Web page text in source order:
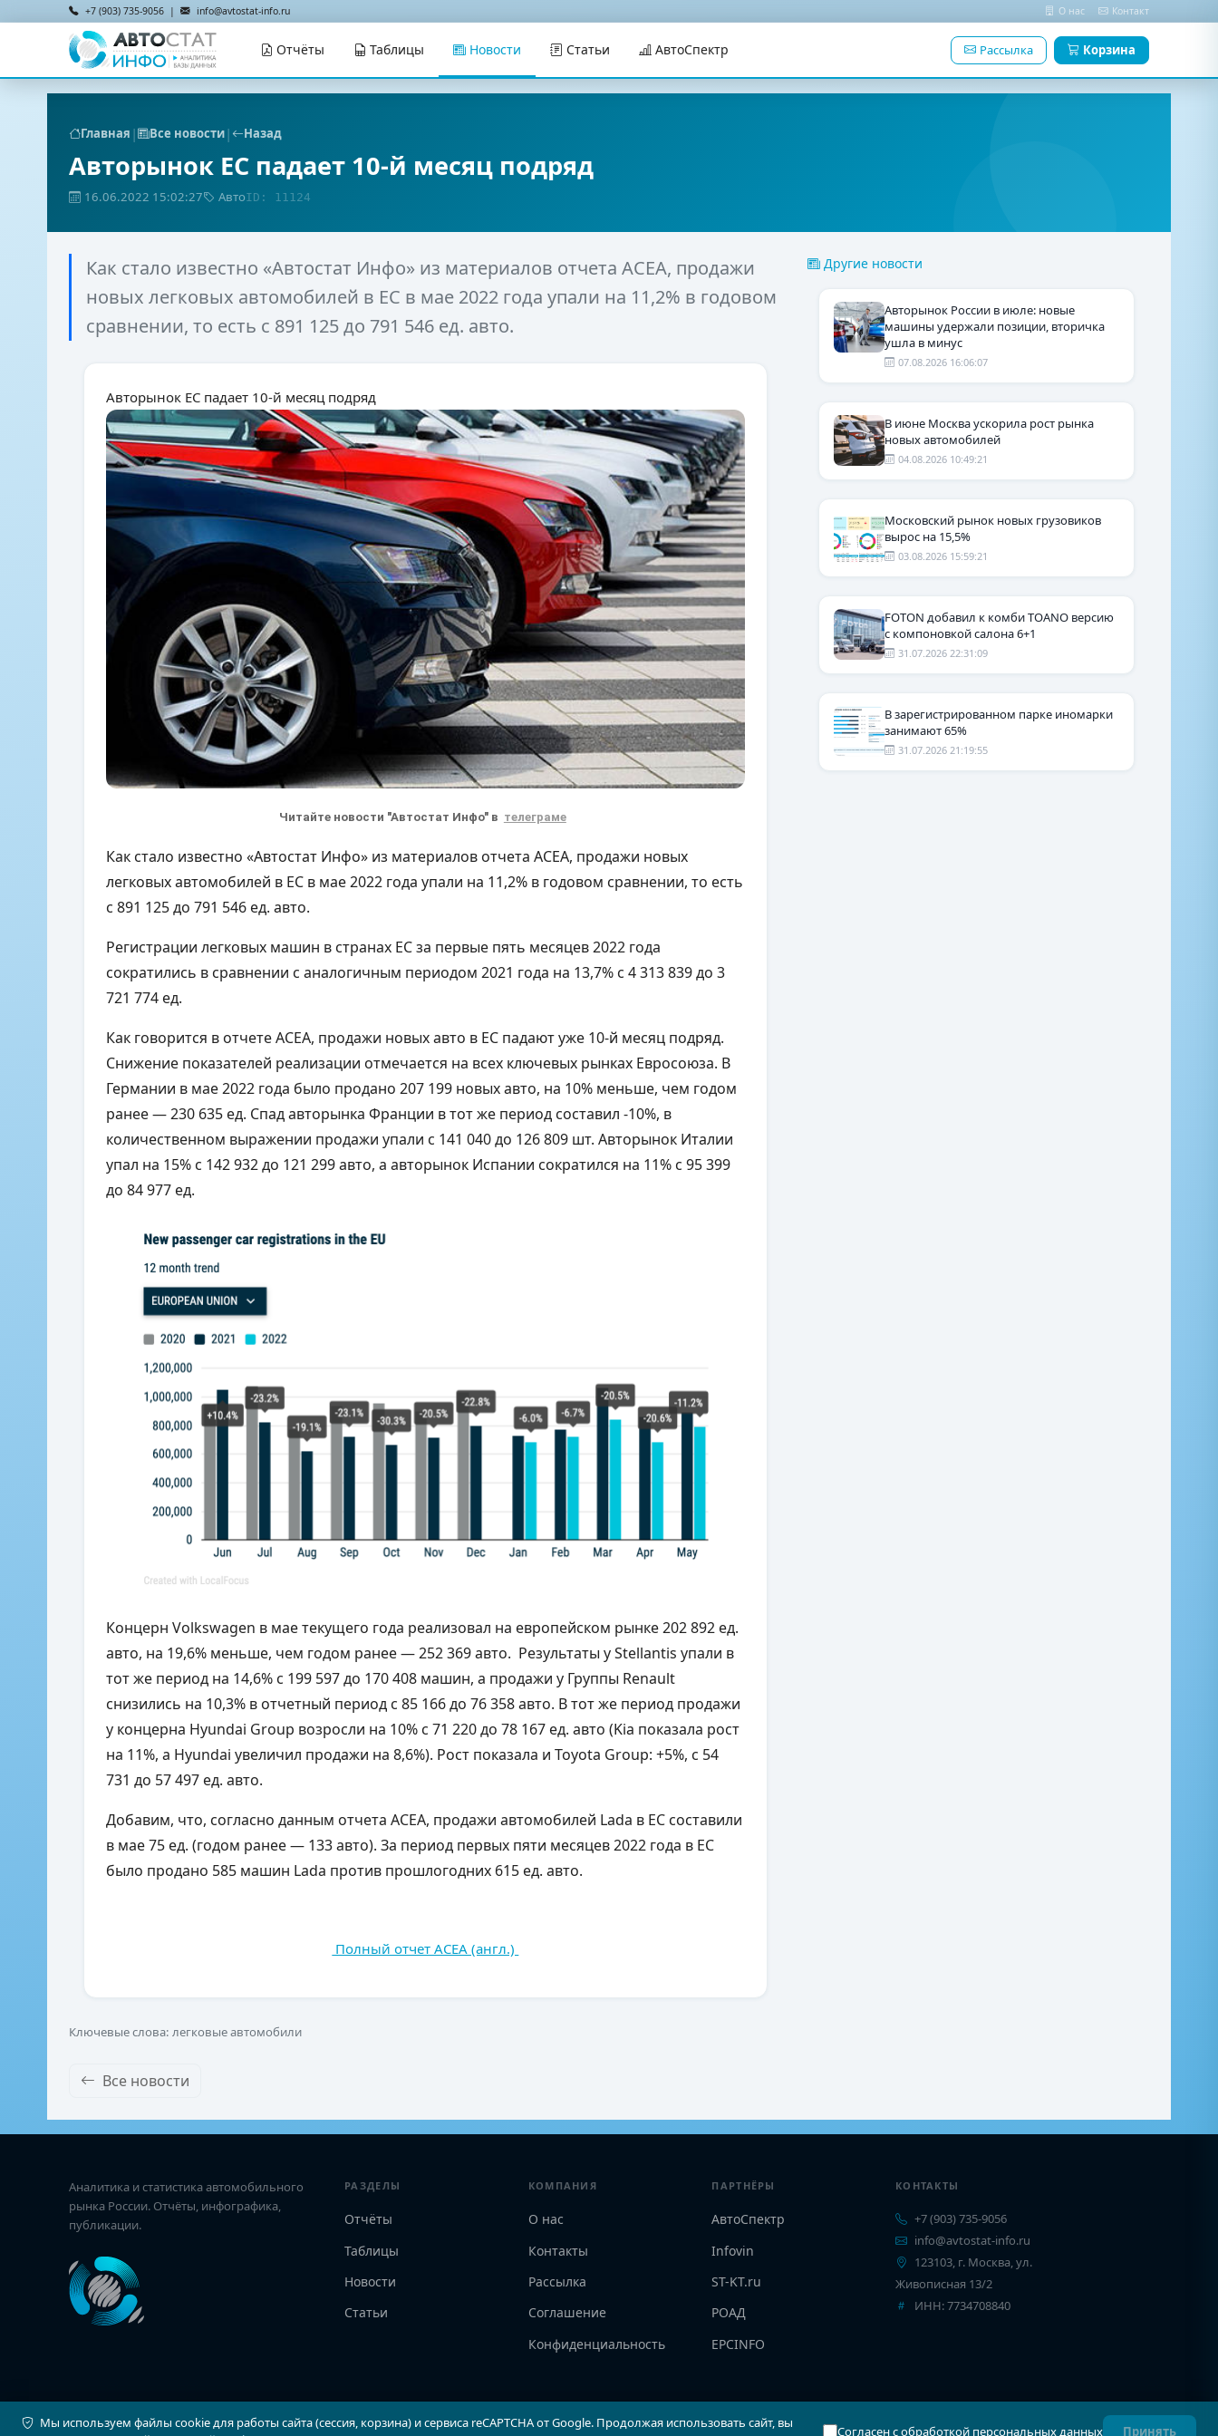
+7 (903) 735-9056 | info@avtostat-info.ru О нас Контакт
Отчёты Таблицы Новости Статьи АвтоСпектр Рассылка Корзина
Главная | Все новости| Назад
Авторынок ЕС падает 10-й месяц подряд
16.06.2022 15:02:27 АвтоID: 11124
Как стало известно «Автостат Инфо» из материалов отчета АСЕА, продажи
новых легковых автомобилей в ЕС в мае 2022 года упали на 11,2% в годовом
сравнении, то есть с 891 125 до 791 546 ед. авто.
Авторынок ЕС падает 10-й месяц подряд
Читайте новости "Автостат Инфо" в телеграме
Как стало известно «Автостат Инфо» из материалов отчета АСЕА, продажи новых
легковых автомобилей в ЕС в мае 2022 года упали на 11,2% в годовом сравнении, то есть
с 891 125 до 791 546 ед. авто.
Регистрации легковых машин в странах ЕС за первые пять месяцев 2022 года
сократились в сравнении с аналогичным периодом 2021 года на 13,7% с 4 313 839 до 3
721 774 ед.
Как говорится в отчете АСЕА, продажи новых авто в ЕС падают уже 10-й месяц подряд.
Снижение показателей реализации отмечается на всех ключевых рынках Евросоюза. В
Германии в мае 2022 года было продано 207 199 новых авто, на 10% меньше, чем годом
ранее — 230 635 ед. Спад авторынка Франции в тот же период составил -10%, в
количественном выражении продажи упали с 141 040 до 126 809 шт. Авторынок Италии
упал на 15% с 142 932 до 121 299 авто, а авторынок Испании сократился на 11% с 95 399
до 84 977 ед.
Концерн Volkswagen в мае текущего года реализовал на европейском рынке 202 892 ед.
авто, на 19,6% меньше, чем годом ранее — 252 369 авто. Результаты у Stellantis упали в
тот же период на 14,6% с 199 597 до 170 408 машин, а продажи у Группы Renault
снизились на 10,3% в отчетный период с 85 166 до 76 358 авто. В тот же период продажи
у концерна Hyundai Group возросли на 10% с 71 220 до 78 167 ед. авто (Kia показала рост
на 11%, а Hyundai увеличил продажи на 8,6%). Рост показала и Toyota Group: +5%, с 54
731 до 57 497 ед. авто.
Добавим, что, согласно данным отчета ACEA, продажи автомобилей Lada в ЕС составили
в мае 75 ед. (годом ранее — 133 авто). За период первых пяти месяцев 2022 года в ЕС
было продано 585 машин Lada против прошлогодних 615 ед. авто.
Полный отчет ACEA (англ.)
Ключевые слова: легковые автомобили
Все новости
Другие новости
Авторынок России в июле: новые
машины удержали позиции, вторичка
ушла в минус
07.08.2026 16:06:07
В июне Москва ускорила рост рынка
новых автомобилей
04.08.2026 10:49:21
Московский рынок новых грузовиков
вырос на 15,5%
03.08.2026 15:59:21
FOTON добавил к комби TOANO версию
с компоновкой салона 6+1
31.07.2026 22:31:09
В зарегистрированном парке иномарки
занимают 65%
31.07.2026 21:19:55
Аналитика и статистика автомобильного
рынка России. Отчёты, инфографика,
публикации.
РАЗДЕЛЫ
Отчёты
Таблицы
Новости
Статьи
КОМПАНИЯ
О нас
Контакты
Рассылка
Соглашение
Конфиденциальность
ПАРТНЁРЫ
АвтоСпектр
Infovin
ST-KT.ru
РОАД
EPCINFO
КОНТАКТЫ
+7 (903) 735-9056
info@avtostat-info.ru
123103, г. Москва, ул.
Живописная 13/2
ИНН: 7734708840
Мы используем файлы cookie для работы сайта (сессия, корзина) и сервиса reCAPTCHA от Google. Продолжая использовать сайт, вы
Согласен с обработкой персональных данных Принять